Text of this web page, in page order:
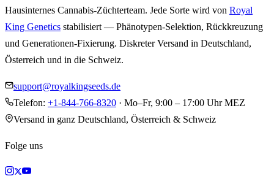
Hausinternes Cannabis-Züchterteam. Jede Sorte wird von Royal
King Genetics stabilisiert — Phänotypen-Selektion, Rückkreuzung
und Generationen-Fixierung. Diskreter Versand in Deutschland,
Österreich und in die Schweiz.
support@royalkingseeds.de
Telefon: +1-844-766-8320 · Mo–Fr, 9:00 – 17:00 Uhr MEZ
Versand in ganz Deutschland, Österreich & Schweiz
Folge uns